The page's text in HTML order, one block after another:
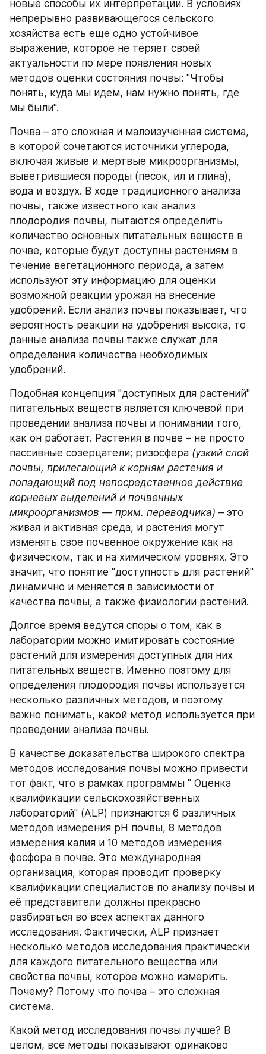
новые способы их интерпретации. В условиях
непрерывно развивающегося сельского
хозяйства есть еще одно устойчивое
выражение, которое не теряет своей
актуальности по мере появления новых
методов оценки состояния почвы: "Чтобы
понять, куда мы идем, нам нужно понять, где
мы были".
Почва – это сложная и малоизученная система,
в которой сочетаются источники углерода,
включая живые и мертвые микроорганизмы,
выветрившиеся породы (песок, ил и глина),
вода и воздух. В ходе традиционного анализа
почвы, также известного как анализ
плодородия почвы, пытаются определить
количество основных питательных веществ в
почве, которые будут доступны растениям в
течение вегетационного периода, а затем
используют эту информацию для оценки
возможной реакции урожая на внесение
удобрений. Если анализ почвы показывает, что
вероятность реакции на удобрения высока, то
данные анализа почвы также служат для
определения количества необходимых
удобрений.
Подобная концепция "доступных для растений"
питательных веществ является ключевой при
проведении анализа почвы и понимании того,
как он работает. Растения в почве – не просто
пассивные созерцатели; ризосфера (узкий слой
почвы, прилегающий к корням растения и
попадающий под непосредственное действие
корневых выделений и почвенных
микроорганизмов — прим. переводчика) – это
живая и активная среда, и растения могут
изменять свое почвенное окружение как на
физическом, так и на химическом уровнях. Это
значит, что понятие "доступность для растений"
динамично и меняется в зависимости от
качества почвы, а также физиологии растений.
Долгое время ведутся споры о том, как в
лаборатории можно имитировать состояние
растений для измерения доступных для них
питательных веществ. Именно поэтому для
определения плодородия почвы используется
несколько различных методов, и поэтому
важно понимать, какой метод используется при
проведении анализа почвы.
В качестве доказательства широкого спектра
методов исследования почвы можно привести
тот факт, что в рамках программы " Оценка
квалификации сельскохозяйственных
лабораторий" (ALP) признаются 6 различных
методов измерения pH почвы, 8 методов
измерения калия и 10 методов измерения
фосфора в почве. Это международная
организация, которая проводит проверку
квалификации специалистов по анализу почвы и
её представители должны прекрасно
разбираться во всех аспектах данного
исследования. Фактически, ALP признает
несколько методов исследования практически
для каждого питательного вещества или
свойства почвы, которое можно измерить.
Почему? Потому что почва – это сложная
система.
Какой метод исследования почвы лучше? В
целом, все методы показывают одинаково